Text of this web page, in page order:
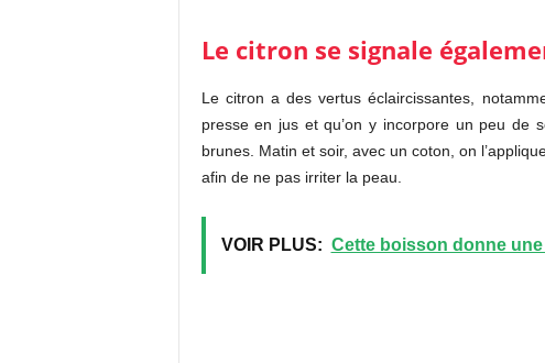
Le citron se signale
Le citron a des vertus éclaircissantes,
presse en jus et qu’on y incorpore un peu de
brunes. Matin et soir, avec un coton, on
afin de ne pas irriter la peau.
VOIR PLUS: Cette boisson donne